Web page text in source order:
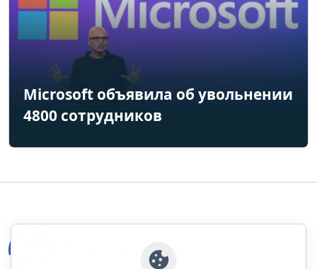
Microsoft объявила об увольнении
4800 сотрудников